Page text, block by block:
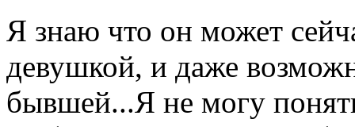
Я знаю что он может
девушкой, и даже
бывшей...Я не могу